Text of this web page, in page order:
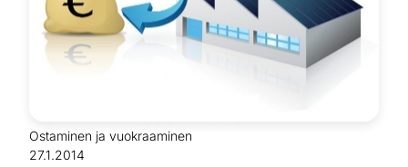
Ostaminen ja vuokraaminen
27.1.2014